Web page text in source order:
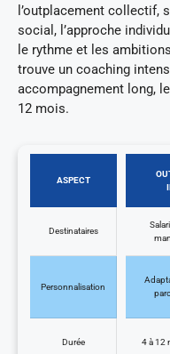
l’outplacement collectif,
social, l’approche
le rythme et les
trouve un coaching
accompagnement long,
12 mois.
ASPECT
Destinataires
Personnalisation
Durée 4 à 12